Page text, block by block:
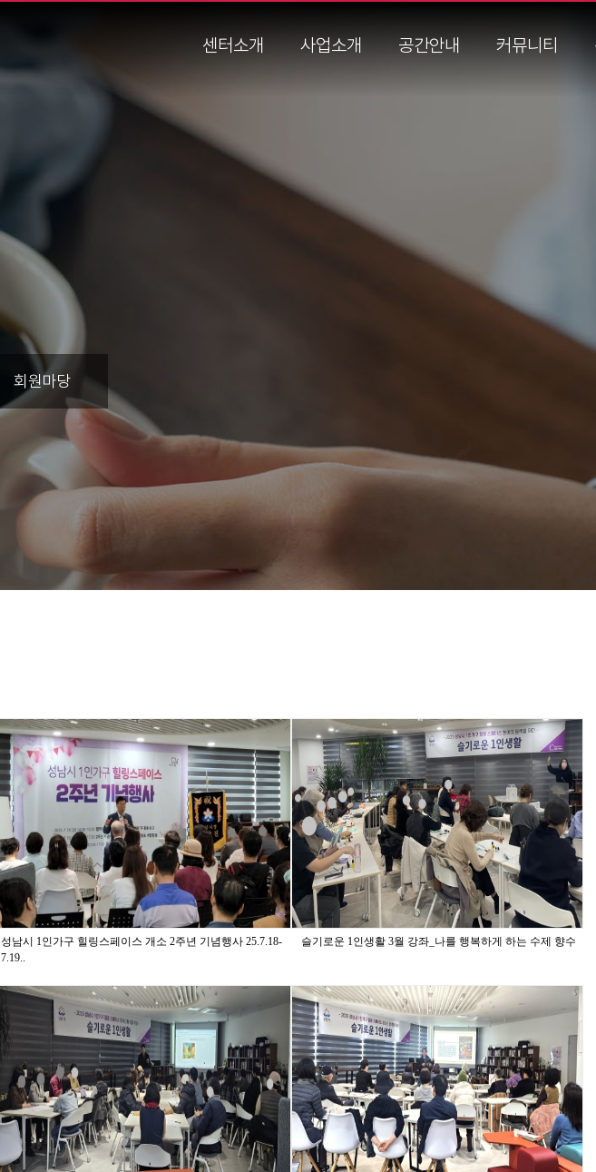
센터소개 사업소개 공간안내 커뮤니티
회원마당
성남시 1인가구 힐링스페이스 개소 2주년 기념행사 25.7.18-
7.19..
슬기로운 1인생활 3월 강좌_나를 행복하게 하는 수제 향수